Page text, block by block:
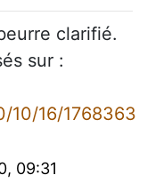
clarifié.
sur :
10/16/1768363
09:31